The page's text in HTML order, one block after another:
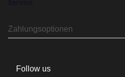
Zahlungsoptionen
Follow us